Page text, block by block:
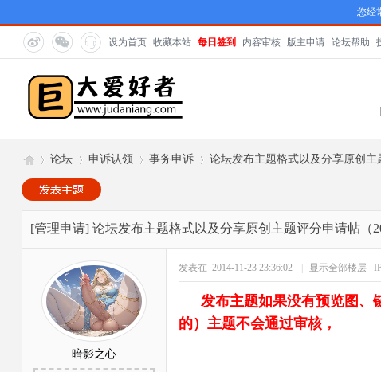
您经
设为首页 收藏本站 每日签到 内容审核 版主申请 论坛帮助
巨»
论坛
›
申诉认领
›
事务申诉
›
论坛发布主题格式以及分享原创主
[管理申请] 论坛发布主题格式以及分享原创主题评分申请帖（
暗影之心
发表在 2014-11-23 23:36:02 显示全部楼层
发布主题如果没有预览图、
的）主题不会通过审核，